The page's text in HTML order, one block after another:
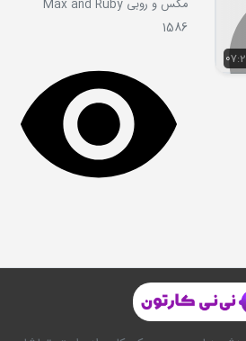
مکس و روبی Max and Ruby
1586